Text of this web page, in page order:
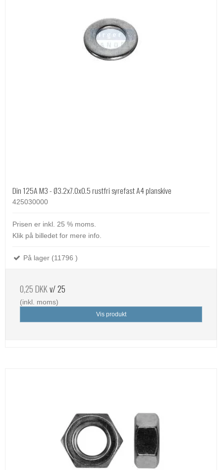
Din 125A M3 - Ø3.2x7.0x0.5 rustfri syrefast A4 planskive
425030000
Prisen er inkl. 25 % moms.
Klik på billedet for mere info.
På lager (11796 )
0,25 DKKv/ 25
(inkl. moms)
Vis produkt